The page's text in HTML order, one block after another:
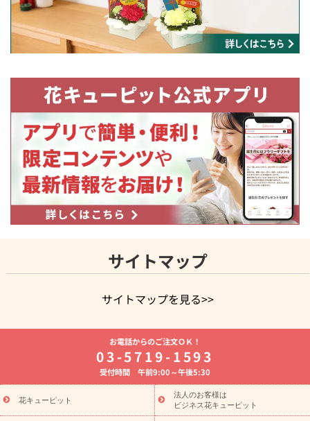
サイトマップ
サイトマップを見る>>
よく贈られる花
お祝いの花特集
誕生日フラワーギフト特集
8月の誕生花(トルコキキョウ)
開店・開業祝い
お供え・お悔やみ お供え・お悔やみの花
通夜・葬儀に贈る花 胡蝶蘭・花鉢
ーブドフラワー
季節のイベント
ひまわり ギフト・プレゼント
特集
お盆 花（新盆・初盆） 季節のイベント
お盆 花（新
お電話からのご注文ＯＫ！
03-5719-1593
受付時間 午前9:00～午後5:30
花キューピット
法人のお客様は
ビジネス花キューピット